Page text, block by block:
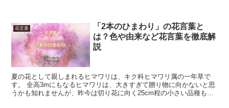
花言葉
「2本のひまわり」の花言葉と
は？色や由来など花言葉を徹底解
説
夏の花として親しまれるヒマワリは、キク科ヒマワリ属の一年草で
す。 全高3mにもなるヒマワリは、大きすぎて贈り物に向かないと思
うかも知れませんが、昨今は切り花に向く25cm程の小さい品種も作